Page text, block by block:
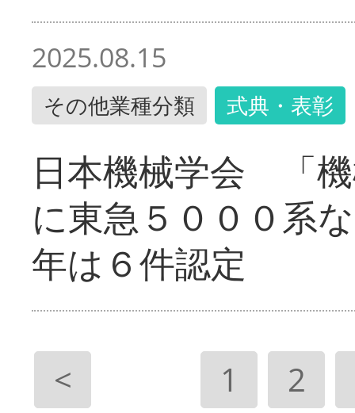
2025.08.15
その他業種分類 式典・表彰
日本機械学会 「
に東急５０００系
年は６件認定
< 1 2